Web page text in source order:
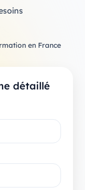
en France
détaillé